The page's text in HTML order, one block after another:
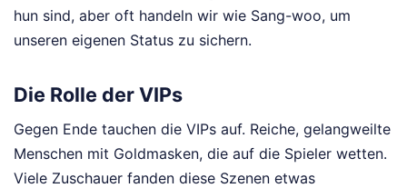
hun sind, aber oft handeln wir wie Sang-woo, um
unseren eigenen Status zu sichern.
Die Rolle der VIPs
Gegen Ende tauchen die VIPs auf. Reiche, gelangweilte
Menschen mit Goldmasken, die auf die Spieler wetten.
Viele Zuschauer fanden diese Szenen etwas